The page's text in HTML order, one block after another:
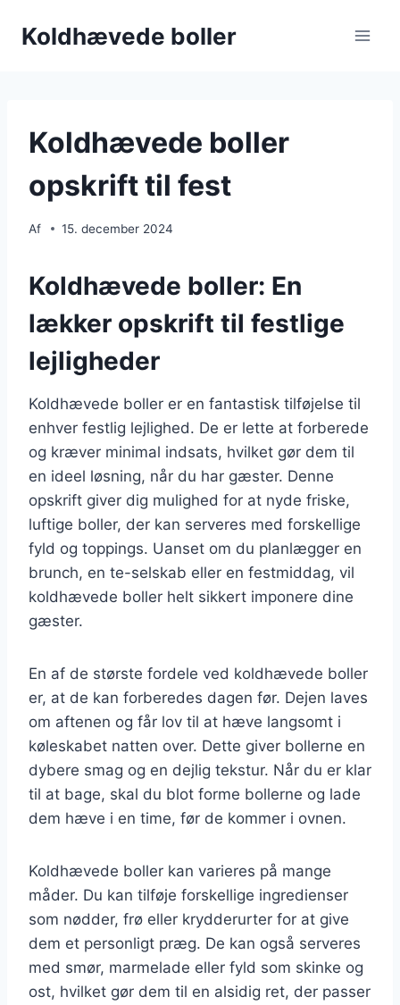
Koldhævede boller
Koldhævede boller
opskrift til fest
Af 15. december 2024
Koldhævede boller: En
lækker opskrift til festlige
lejligheder
Koldhævede boller er en fantastisk tilføjelse til
enhver festlig lejlighed. De er lette at forberede
og kræver minimal indsats, hvilket gør dem til
en ideel løsning, når du har gæster. Denne
opskrift giver dig mulighed for at nyde friske,
luftige boller, der kan serveres med forskellige
fyld og toppings. Uanset om du planlægger en
brunch, en te-selskab eller en festmiddag, vil
koldhævede boller helt sikkert imponere dine
gæster.
En af de største fordele ved koldhævede boller
er, at de kan forberedes dagen før. Dejen laves
om aftenen og får lov til at hæve langsomt i
køleskabet natten over. Dette giver bollerne en
dybere smag og en dejlig tekstur. Når du er klar
til at bage, skal du blot forme bollerne og lade
dem hæve i en time, før de kommer i ovnen.
Koldhævede boller kan varieres på mange
måder. Du kan tilføje forskellige ingredienser
som nødder, frø eller krydderurter for at give
dem et personligt præg. De kan også serveres
med smør, marmelade eller fyld som skinke og
ost, hvilket gør dem til en alsidig ret, der passer